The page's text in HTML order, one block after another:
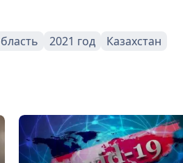
2021 год
Казахстан